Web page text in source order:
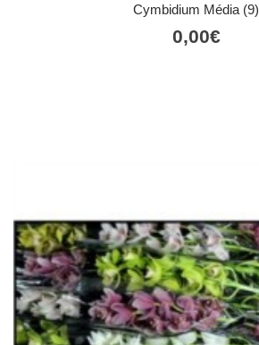
Cymbidium Média (9)
0,00€